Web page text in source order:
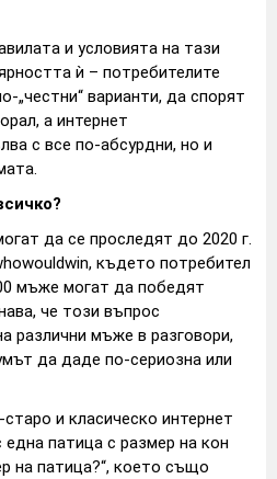
и условията на тази
ѝ – потребителите
„честни“ варианти, да спорят
а интернет
с все по-абсурдни, но и
да се проследят до 2020 г.
където потребител
мъже могат да победят
че този въпрос
различни мъже в разговори,
да даде по-сериозна или
и класическо интернет
една патица с размер на кон
на патица?“, което също